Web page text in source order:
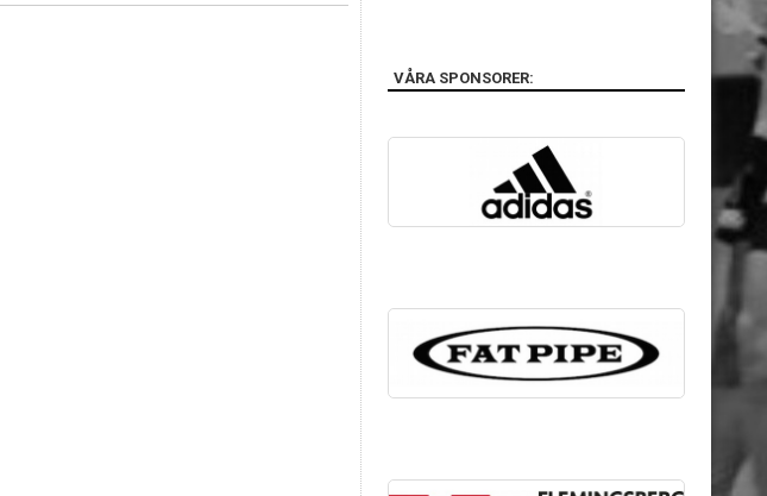
VÅRA SPONSORER: